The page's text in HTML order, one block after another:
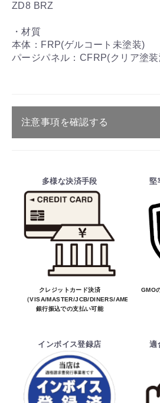
お買物を続ける
ZD8 BRZ
・材質
本体：FRP(ゲルコート未塗装)
パージパネル：CFRP(クリア塗
注意事項を確認する
・ご注文受付後、メーカー
い、商品の価格・送料及び
絡をしてからの決済となっ
そのため、ご注文後に適合
合しない場合はキャンセル
※商品はメーカー品のため
変わる場合があります。
※商品は予告無く生産及
場合があります。
でお受けしておりません。
納期を知りたい場合は、一
続きをお願い致します。
多様な決済手段
クレジットカード決済
（VISA/MASTER/JCB/DINERS/AMEX）、
銀行振込での支払い可能
堅
GMO
インボイス登録店 適